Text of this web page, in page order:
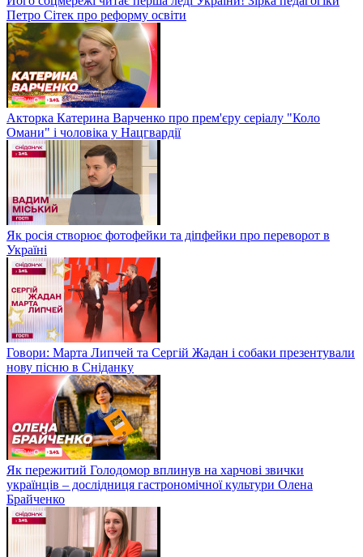
Петро Сітек про реформу освіти
Акторка Катерина Варченко про прем'єру серіалу "Коло
Омани" і чоловіка у Нацгвардії
Як росія створює фотофейки та діпфейки про переворот в
Україні
Говори: Марта Липчей та Сергій Жадан і собаки презентували
нову пісню в Сніданку
Як пережитий Голодомор вплинув на харчові звички
українців – дослідниця гастрономічної культури Олена
Брайченко